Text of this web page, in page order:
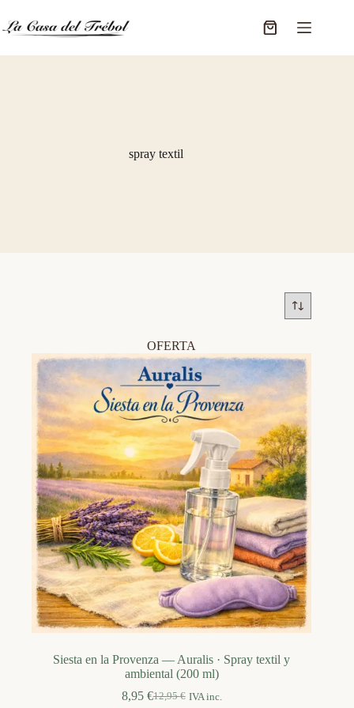
contenido
Carro
spray textil
OFERTA
Siesta en la Provenza — Auralis · Spray textil y
ambiental (200 ml)
12,95€
El
8,95 €El
IVA inc.